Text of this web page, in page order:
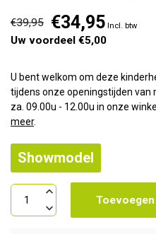
€39,95 €34,95 Incl. btw
Uw voordeel €5,00
U bent welkom om deze
tijdens onze openingstijden van
za. 09.00u - 12.00u in onze
meer.
Showmodel
Toevoegen